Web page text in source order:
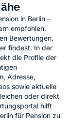
in Berlin –
empfohlen.
Bewertungen,
findest. In der
die Profile der
Adresse,
sowie aktuelle
oder direkt
hilft
für Pension zu